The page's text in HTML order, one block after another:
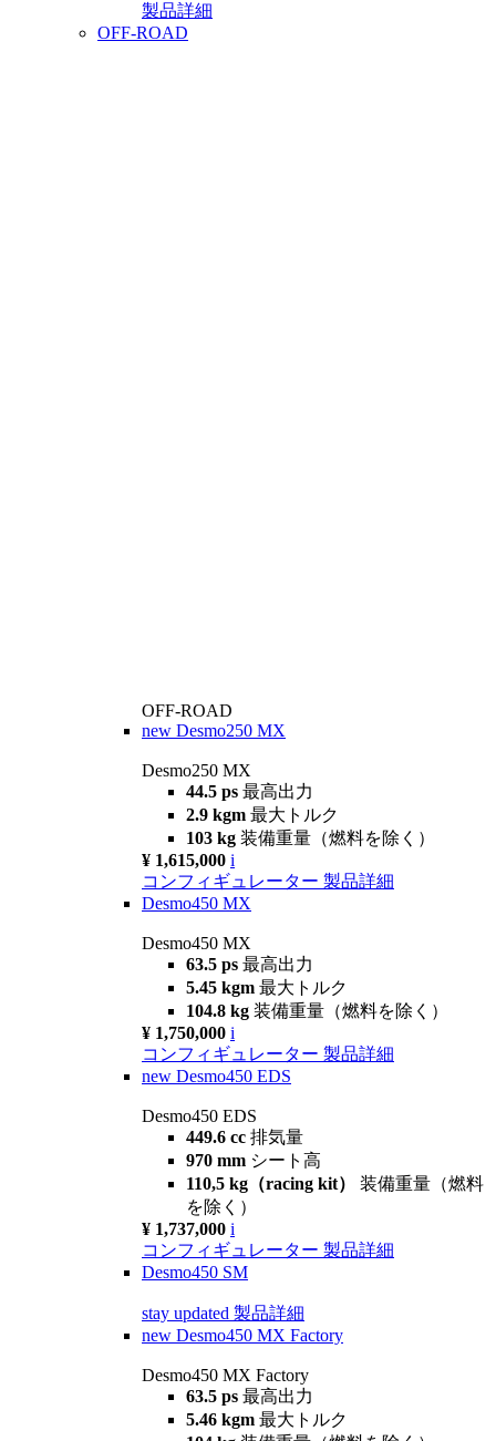
製品詳細
OFF-ROAD
OFF-ROAD
new Desmo250 MX
Desmo250 MX
44.5 ps 最高出力
2.9 kgm 最大トルク
103 kg 装備重量（燃料を除く）
¥ 1,615,000 i
コンフィギュレーター 製品詳細
Desmo450 MX
Desmo450 MX
63.5 ps 最高出力
5.45 kgm 最大トルク
104.8 kg 装備重量（燃料を除く）
¥ 1,750,000 i
コンフィギュレーター 製品詳細
new Desmo450 EDS
Desmo450 EDS
449.6 cc 排気量
970 mm シート高
110,5 kg（racing kit） 装備重量（燃料
を除く）
¥ 1,737,000 i
コンフィギュレーター 製品詳細
Desmo450 SM
stay updated 製品詳細
new Desmo450 MX Factory
Desmo450 MX Factory
63.5 ps 最高出力
5.46 kgm 最大トルク